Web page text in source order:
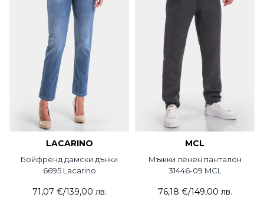
LACARINO
Бойфренд дамски дънки
6695 Lacarino
71,07 €/139,00 лв.
MCL
Мъжки ленен панталон
31446-09 MCL
76,18 €/149,00 лв.